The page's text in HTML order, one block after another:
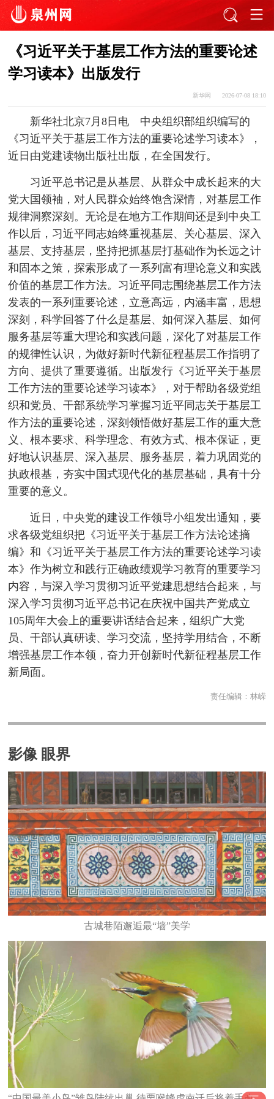
《习近平关于基层工作方法的重要论述
学习读本》出版发行
新华网 2026-07-08 18:10
新华社北京7月8日电 中央组织部组织编写的
《习近平关于基层工作方法的重要论述学习读本》，
近日由党建读物出版社出版，在全国发行。
习近平总书记是从基层、从群众中成长起来的大
党大国领袖，对人民群众始终饱含深情，对基层工作
规律洞察深刻。无论是在地方工作期间还是到中央工
作以后，习近平同志始终重视基层、关心基层、深入
基层、支持基层，坚持把抓基层打基础作为长远之计
和固本之策，探索形成了一系列富有理论意义和实践
价值的基层工作方法。习近平同志围绕基层工作方法
发表的一系列重要论述，立意高远，内涵丰富，思想
深刻，科学回答了什么是基层、如何深入基层、如何
服务基层等重大理论和实践问题，深化了对基层工作
的规律性认识，为做好新时代新征程基层工作指明了
方向、提供了重要遵循。出版发行《习近平关于基层
工作方法的重要论述学习读本》，对于帮助各级党组
织和党员、干部系统学习掌握习近平同志关于基层工
作方法的重要论述，深刻领悟做好基层工作的重大意
义、根本要求、科学理念、有效方式、根本保证，更
好地认识基层、深入基层、服务基层，着力巩固党的
执政根基，夯实中国式现代化的基层基础，具有十分
重要的意义。
近日，中央党的建设工作领导小组发出通知，要
求各级党组织把《习近平关于基层工作方法论述摘
编》和《习近平关于基层工作方法的重要论述学习读
本》作为树立和践行正确政绩观学习教育的重要学习
内容，与深入学习贯彻习近平党建思想结合起来，与
深入学习贯彻习近平总书记在庆祝中国共产党成立
105周年大会上的重要讲话结合起来，组织广大党
员、干部认真研读、学习交流，坚持学用结合，不断
增强基层工作本领，奋力开创新时代新征程基层工作
新局面。
责任编辑： 林嵘
影像 眼界
古城巷陌邂逅最“墙”美学